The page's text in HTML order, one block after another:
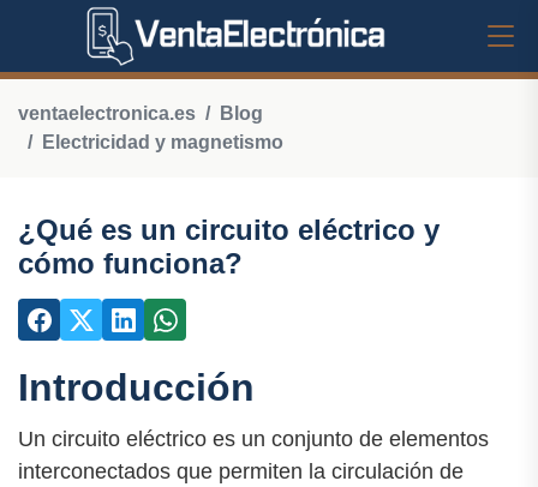
ventaelectronica.es
Blog
Electricidad y magnetismo
¿Qué es un circuito eléctrico y
cómo funciona?
Introducción
Un circuito eléctrico es un conjunto de elementos
interconectados que permiten la circulación de